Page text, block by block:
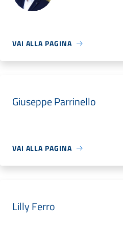
VAI ALLA PAGINA
Giuseppe Parrinello
VAI ALLA PAGINA
Lilly Ferro